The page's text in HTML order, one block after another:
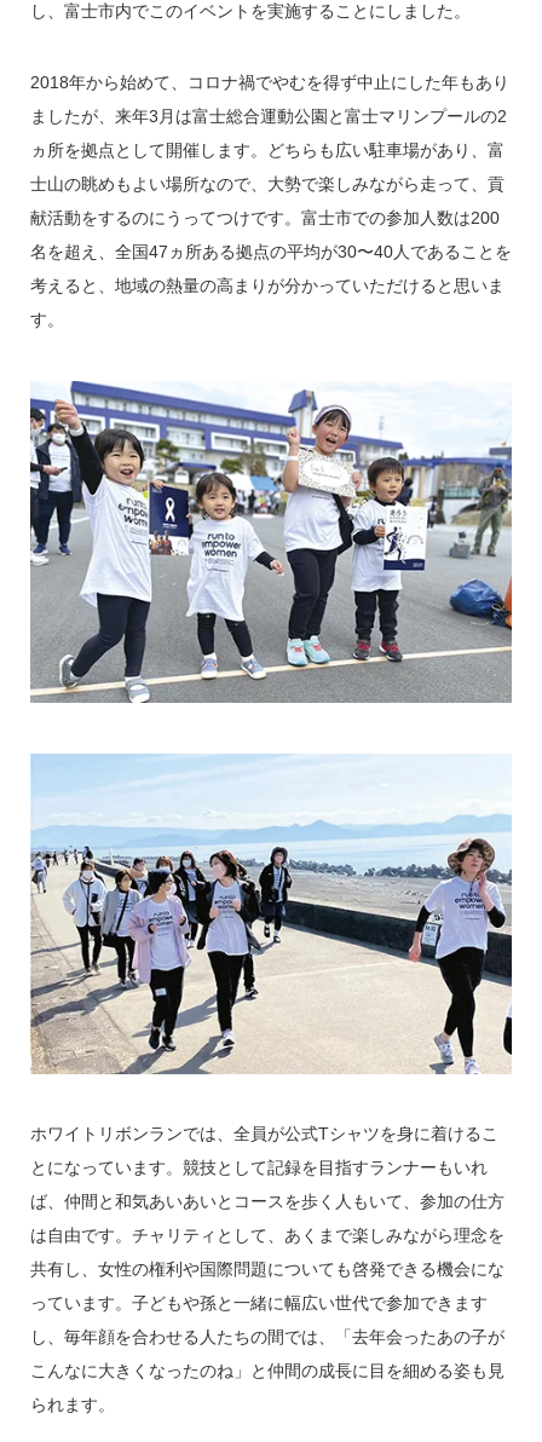
し、富士市内でこのイベントを実施することにしました。
2018年から始めて、コロナ禍でやむを得ず中止にした年もあり
ましたが、来年3月は富士総合運動公園と富士マリンプールの2
ヵ所を拠点として開催します。どちらも広い駐車場があり、富
士山の眺めもよい場所なので、大勢で楽しみながら走って、貢
献活動をするのにうってつけです。富士市での参加人数は200
名を超え、全国47ヵ所ある拠点の平均が30〜40人であることを
考えると、地域の熱量の高まりが分かっていただけると思いま
す。
ホワイトリボンランでは、全員が公式Tシャツを身に着けるこ
とになっています。競技として記録を目指すランナーもいれ
ば、仲間と和気あいあいとコースを歩く人もいて、参加の仕方
は自由です。チャリティとして、あくまで楽しみながら理念を
共有し、女性の権利や国際問題についても啓発できる機会にな
っています。子どもや孫と一緒に幅広い世代で参加できます
し、毎年顔を合わせる人たちの間では、「去年会ったあの子が
こんなに大きくなったのね」と仲間の成長に目を細める姿も見
られます。